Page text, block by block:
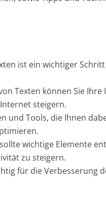
ist ein wichtiger
Texten können Sie
steigern.
und Tools, die Ihnen
wichtige Elemente
zu steigern.
für die Verbesserung